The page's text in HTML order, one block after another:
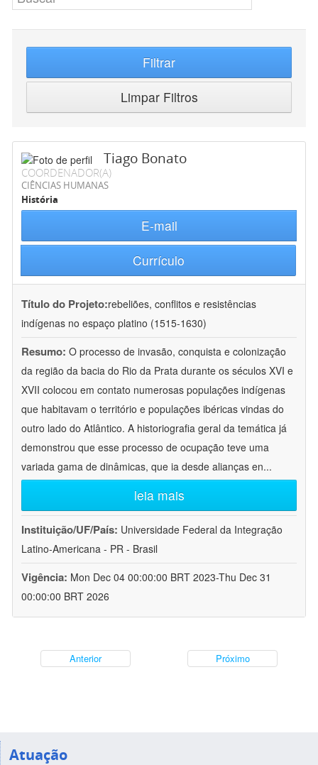
Filtrar
Limpar Filtros
Tiago Bonato
COORDENADOR(A)
CIÊNCIAS HUMANAS
História
E-mail
Currículo
Título do Projeto:rebeliões, conflitos e resistências
indígenas no espaço platino (1515-1630)
Resumo: O processo de invasão, conquista e colonização
da região da bacia do Rio da Prata durante os séculos XVI e
XVII colocou em contato numerosas populações indígenas
que habitavam o território e populações ibéricas vindas do
outro lado do Atlântico. A historiografia geral da temática já
demonstrou que esse processo de ocupação teve uma
variada gama de dinâmicas, que ia desde alianças en...
leia mais
Instituição/UF/País: Universidade Federal da Integração
Latino-Americana - PR - Brasil
Vigência: Mon Dec 04 00:00:00 BRT 2023-Thu Dec 31
00:00:00 BRT 2026
Anterior Próximo
Atuação